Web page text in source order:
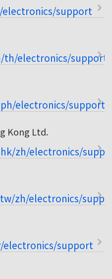
electronics/support
th/electronics/support
electronics/support
Kong Ltd.
zh/electronics/
zh/electronics/
electronics/support